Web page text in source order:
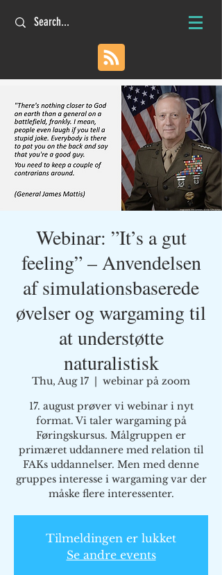
Webinar: ”It’s a gut
feeling” – Anvendelsen
af simulationsbaserede
øvelser og wargaming til
at understøtte
naturalistisk
Thu, Aug 17
  |
webinar på zoom
17. august prøver vi webinar i nyt
format. Vi taler wargaming på
Føringskursus. Målgruppen er
primæret uddannere med relation til
FAKs uddannelser. Men med denne
gruppes interesse i wargaming var der
måske flere interessenter.
Tilmeldingen er lukket
Se andre events